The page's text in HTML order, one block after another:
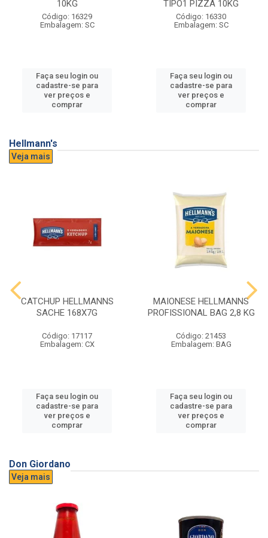
10KG
Código: 16329
Embalagem: SC
Faça seu login ou
cadastre-se para
ver preços e
comprar
TIPO1 PIZZA 10KG
Código: 16330
Embalagem: SC
Faça seu login ou
cadastre-se para
ver preços e
comprar
Hellmann's
Veja mais
CATCHUP HELLMANNS
SACHE 168X7G
Código: 17117
Embalagem: CX
Faça seu login ou
cadastre-se para
ver preços e
comprar
MAIONESE HELLMANNS
PROFISSIONAL BAG 2,8 KG
Código: 21453
Embalagem: BAG
Faça seu login ou
cadastre-se para
ver preços e
comprar
Don Giordano
Veja mais